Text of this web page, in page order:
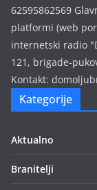
62595862569
platformi (web
internetski radio
121, brigade-
Kontakt:
Kategorije
Aktualno
Branitelji